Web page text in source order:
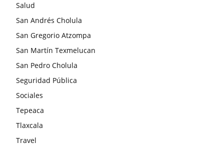
Salud
San Andrés Cholula
San Gregorio Atzompa
San Martín Texmelucan
San Pedro Cholula
Seguridad Pública
Sociales
Tepeaca
Tlaxcala
Travel